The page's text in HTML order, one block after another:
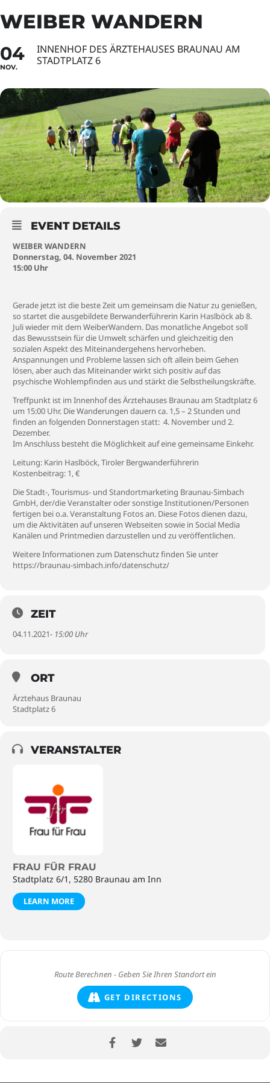
WEIBER WANDERN
04
NOV.
INNENHOF DES ÄRZTEHAUSES BRAUNAU AM
STADTPLATZ 6
EVENT DETAILS
WEIBER WANDERN
Donnerstag, 04. November 2021
15:00 Uhr
Gerade jetzt ist die beste Zeit um gemeinsam die Natur zu genießen,
so startet die ausgebildete Berwanderführerin Karin Haslböck ab 8.
Juli wieder mit dem WeiberWandern. Das monatliche Angebot soll
das Bewusstsein für die Umwelt schärfen und gleichzeitig den
sozialen Aspekt des Miteinandergehens hervorheben.
Anspannungen und Probleme lassen sich oft allein beim Gehen
lösen, aber auch das Miteinander wirkt sich positiv auf das
psychische Wohlempfinden aus und stärkt die Selbstheilungskräfte.
Treffpunkt ist im Innenhof des Ärztehauses Braunau am Stadtplatz 6
um 15:00 Uhr. Die Wanderungen dauern ca. 1,5 – 2 Stunden und
finden an folgenden Donnerstagen statt: 4. November und 2.
Dezember.
Im Anschluss besteht die Möglichkeit auf eine gemeinsame Einkehr.
Leitung: Karin Haslböck, Tiroler Bergwanderführerin
Kostenbeitrag: 1, €
Die Stadt-, Tourismus- und Standortmarketing Braunau-Simbach
GmbH, der/die Veranstalter oder sonstige Institutionen/Personen
fertigen bei o.a. Veranstaltung Fotos an. Diese Fotos dienen dazu,
um die Aktivitäten auf unseren Webseiten sowie in Social Media
Kanälen und Printmedien darzustellen und zu veröffentlichen.
Weitere Informationen zum Datenschutz finden Sie unter
https://braunau-simbach.info/datenschutz/
ZEIT
04.11.2021- 15:00 Uhr
ORT
Ärztehaus Braunau
Stadtplatz 6
VERANSTALTER
FRAU FÜR FRAU
Stadtplatz 6/1, 5280 Braunau am Inn
LEARN MORE
GET DIRECTIONS